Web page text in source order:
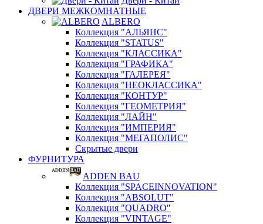
ДВЕРИ МЕЖКОМНАТНЫЕ
ALBERO
Коллекция "АЛЬЯНС"
Коллекция "STATUS"
Коллекция "КЛАССИКА"
Коллекция "ГРАФИКА"
Коллекция "ГАЛЕРЕЯ"
Коллекция "НЕОКЛАССИКА"
Коллекция "КОНТУР"
Коллекция "ГЕОМЕТРИЯ"
Коллекция "ЛАЙН"
Коллекция "ИМПЕРИЯ"
Коллекция "МЕГАПОЛИС"
Скрытые двери
ФУРНИТУРА
ADDEN BAU
Коллекция "SPACEINNOVATION"
Коллекция "ABSOLUT"
Коллекция "QUADRO"
Коллекция "VINTAGE"